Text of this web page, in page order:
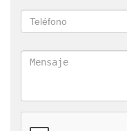
MEDIOS DE